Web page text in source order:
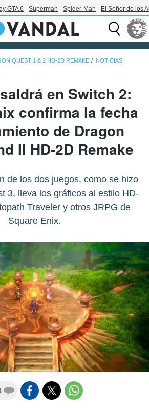
GTA 6 Superman Spider-Man El Señor de los
QUEST 1 & 2 HD-2D REMAKE NOTICIAS
en Switch 2:
confirma la fecha
de Dragon
II HD-2D Remake
de los dos juegos, como se hizo
3, lleva los gráficos al estilo HD-
Traveler y otros JRPG de
Square Enix.